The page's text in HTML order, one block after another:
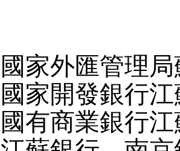
國家外匯管理
國家開發銀行
國有商業銀行